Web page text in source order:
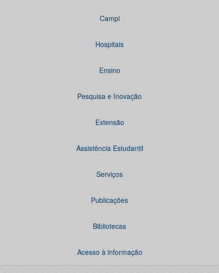
Campi
Hospitais
Ensino
Pesquisa e Inovação
Extensão
Assistência Estudantil
Serviços
Publicações
Bibliotecas
Acesso à informação